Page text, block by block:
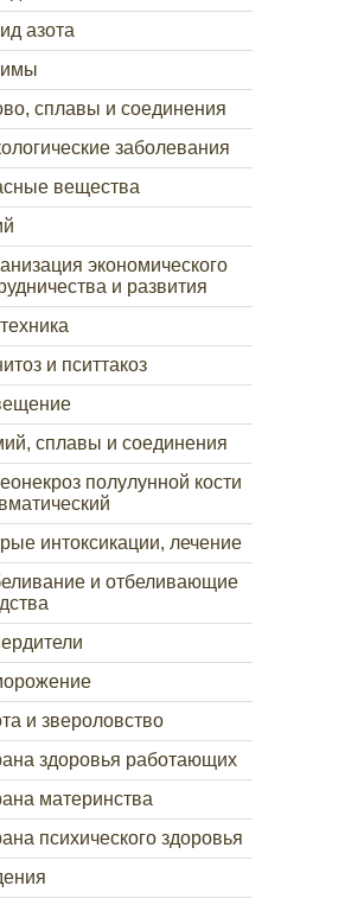
азота
сплавы и соединения
заболевания
вещества
экономического
и развития
и пситтакоз
сплавы и соединения
полулунной кости
интоксикации, лечение
и отбеливающие
и звероловство
здоровья работающих
материнства
психического здоровья